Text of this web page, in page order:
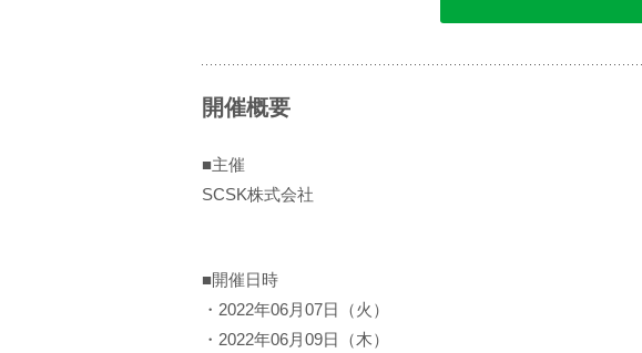
開催概要
■主催
SCSK株式会社
■開催日時
・2022年06月07日（火）
・2022年06月09日（木）